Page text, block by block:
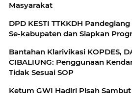
Masyarakat
DPD KESTI TTKKDH
Se-kabupaten dan Siapkan
Bantahan Klarivikasi KOPDES,
CIBALIUNG: Penggunaan Kendaraan Merah Putih
Tidak Sesuai SOP
Ketum GWI Hadiri Pisah